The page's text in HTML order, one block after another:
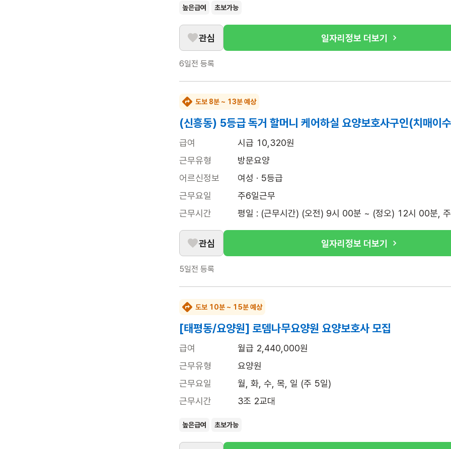
높은급여 초보가능
관심 일자리정보 더보기
6일전 등록
도보 8분 ~ 13분 예상
(신흥동) 5등급 독거 할머니 케어하실 요양보호사구인(치매이
급여
시급 10,320원
근무유형
방문요양
어르신정보
여성 · 5등급
근무요일
주6일근무
근무시간
평일 : (근무시간) (오전) 9시 00분 ~ (정오) 12시 00분,
관심 일자리정보 더보기
5일전 등록
도보 10분 ~ 15분 예상
[태평동/요양원] 로뎀나무요양원 요양보호사 모집
급여
월급 2,440,000원
근무유형
요양원
근무요일
월, 화, 수, 목, 일 (주 5일)
근무시간
3조 2교대
높은급여 초보가능